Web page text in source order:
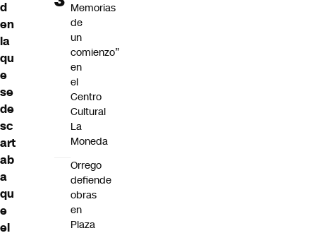
d
en
la
qu
e
se
de
sc
art
ab
a
qu
e
el
Memorias
de
un
comienzo”
en
el
Centro
Cultural
La
Moneda
Orrego
defiende
obras
en
Plaza